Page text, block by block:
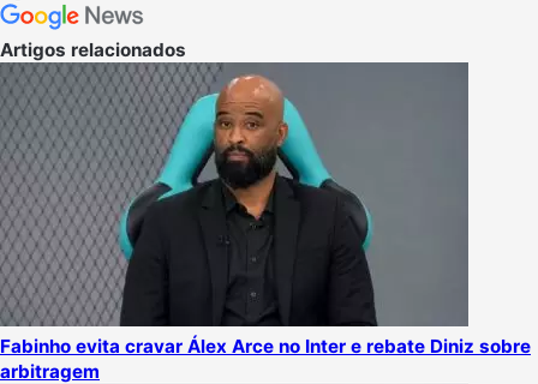
Artigos relacionados
Fabinho evita cravar Álex Arce no Inter e rebate Diniz sobre
arbitragem